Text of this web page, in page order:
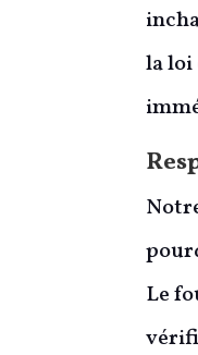
la loi
Le